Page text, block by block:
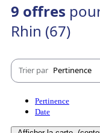
9 offres
Rhin (67)
Trier par Pertinence
Pertinence
Date